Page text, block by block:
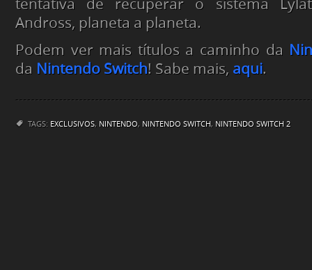
tentativa de recuperar o sistema
Andross, planeta a planeta.
Podem ver mais títulos a caminho da
da Nintendo Switch! Sabe mais, aqui.
TAGS: EXCLUSIVOS, NINTENDO, NINTENDO SWITCH, NINTENDO SWITCH 2